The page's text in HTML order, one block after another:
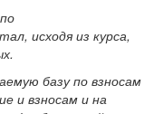
исходя из курса,
базу по взносам
и взносам и на